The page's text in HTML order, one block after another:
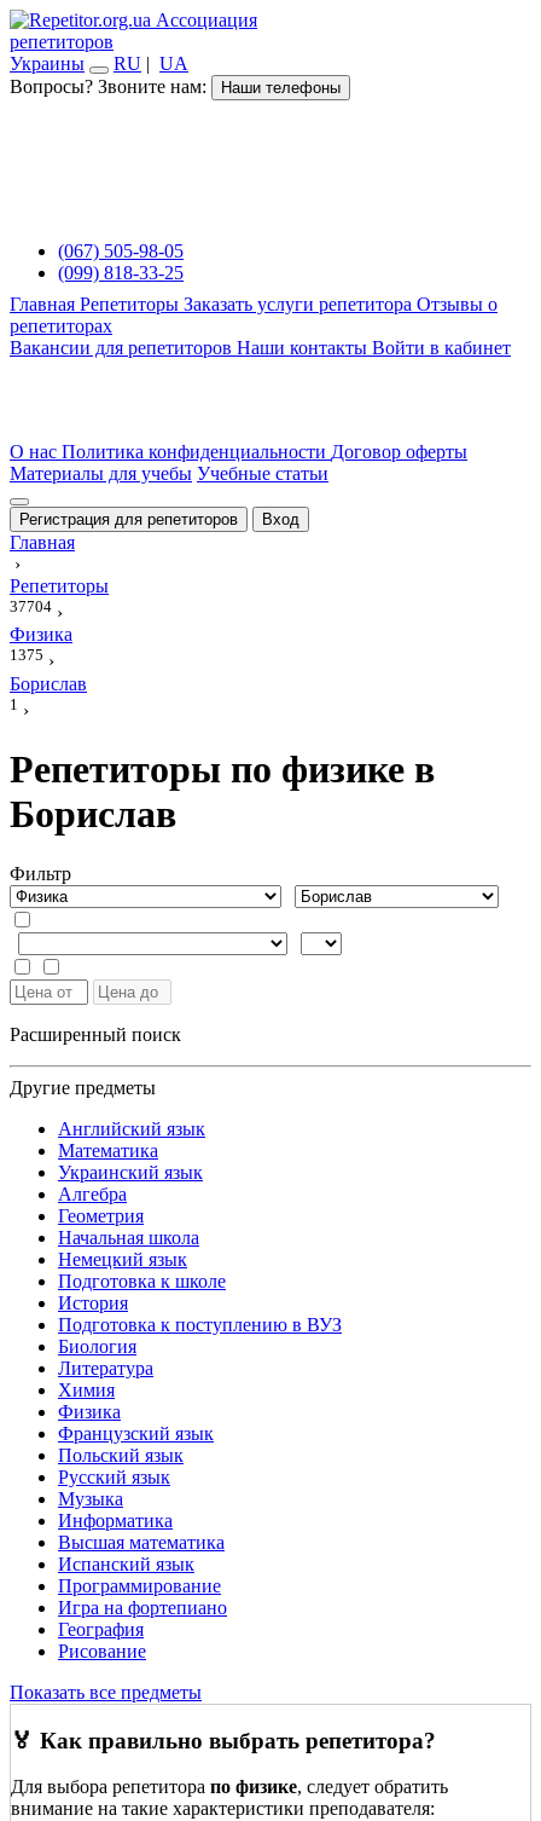
Ассоциация
репетиторов
Украины
RU | UA
Вопросы? Звоните нам:
Наши телефоны
(067) 505-98-05
(099) 818-33-25
Главная Репетиторы Заказать услуги репетитора Отзывы о
репетиторах
Вакансии для репетиторов Наши контакты Войти в кабинет
О нас Политика конфиденциальности Договор оферты
Материалы для учебы Учебные статьи
Регистрация для репетиторов Вход
Главная
›
Репетиторы
37704 ›
Физика
1375 ›
Борислав
1 ›
Репетиторы по физике в
Борислав
Фильтр
Расширенный поиск
Другие предметы
Английский язык
Математика
Украинский язык
Алгебра
Геометрия
Начальная школа
Немецкий язык
Подготовка к школе
История
Подготовка к поступлению в ВУЗ
Биология
Литература
Химия
Физика
Французский язык
Польский язык
Русский язык
Музыка
Информатика
Высшая математика
Испанский язык
Программирование
Игра на фортепиано
География
Рисование
Показать все предметы
🏅 Как правильно выбрать репетитора?
Для выбора репетитора по физике, следует обратить
внимание на такие характеристики преподавателя: